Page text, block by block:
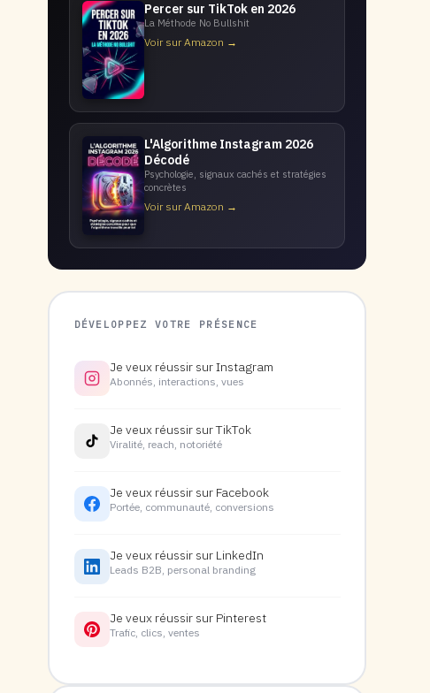
Percer sur TikTok en 2026
La Méthode No Bullshit
Voir sur Amazon →
L'Algorithme Instagram 2026
Décodé
Psychologie, signaux cachés et stratégies
concrètes
Voir sur Amazon →
DÉVELOPPEZ VOTRE PRÉSENCE
Je veux réussir sur Instagram
Abonnés, interactions, vues
Je veux réussir sur TikTok
Viralité, reach, notoriété
Je veux réussir sur Facebook
Portée, communauté, conversions
Je veux réussir sur LinkedIn
Leads B2B, personal branding
Je veux réussir sur Pinterest
Trafic, clics, ventes